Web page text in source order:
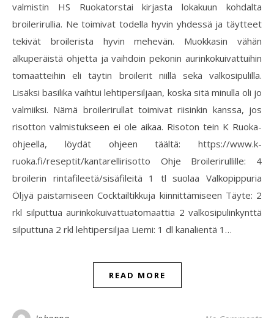
valmistin HS Ruokatorstai kirjasta lokakuun kohdalta
broilerirullia. Ne toimivat todella hyvin yhdessä ja täytteet
tekivät broilerista hyvin mehevän. Muokkasin vähän
alkuperäistä ohjetta ja vaihdoin pekonin aurinkokuivattuihin
tomaatteihin eli täytin broilerit niillä sekä valkosipulilla.
Lisäksi basilika vaihtui lehtipersiljaan, koska sitä minulla oli jo
valmiiksi. Nämä broilerirullat toimivat riisinkin kanssa, jos
risotton valmistukseen ei ole aikaa. Risoton tein K Ruoka-
ohjeella, löydät ohjeen täältä: https://www.k-
ruoka.fi/reseptit/kantarellirisotto Ohje Broilerirullille: 4
broilerin rintafileetä/sisäfileitä 1 tl suolaa Valkopippuria
Öljyä paistamiseen Cocktailtikkuja kiinnittämiseen Täyte: 2
rkl silputtua aurinkokuivattuatomaattia 2 valkosipulinkynttä
silputtuna 2 rkl lehtipersiljaa Liemi: 1 dl kanalientä 1…
READ MORE